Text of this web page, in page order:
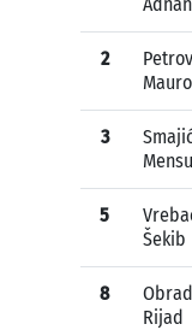
2
Mauro
3
5
Šekib
8
Rijad